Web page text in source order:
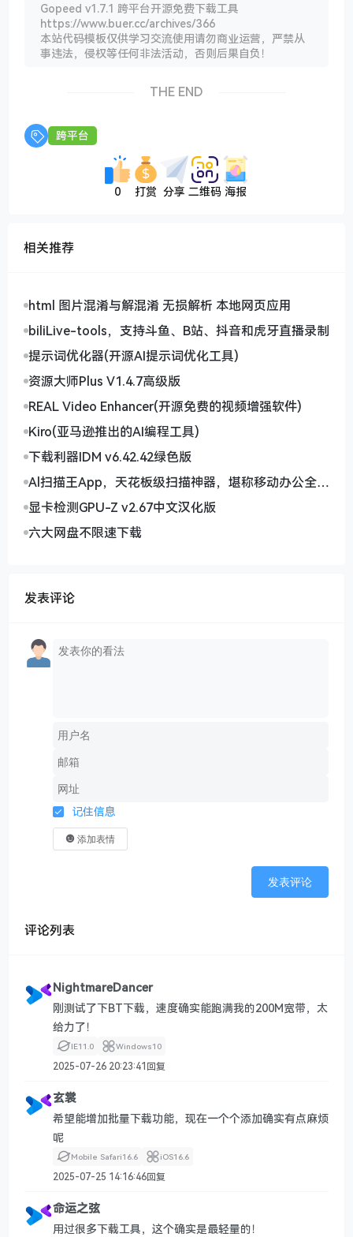
1、快速传输：使用gopeed，你可以在两台计算机之
间快速传输文件。
2、无需服务器：传输过程中，不需要任何服务器支
3、安全传输：所有传输的文件都通过高强度的AES-
256加密，确保数据的安全。
4、多设备传输：可以在不同的设备之间传输文件，比
如在PC和移动设备之间传输文件。
5、断点续传：如果传输被中断，可以从上次中断的地
方继续传输，无需重新开始。
操作系统。
百度网盘
来源：百度网盘 | 提取码:7aii
热门话题
跨平台传输有哪些优势?
如何选择开源下载工具?
Gopeed v1.7.1 跨平台开源免费下载工具
https://www.buer.cc/archives/366
本站代码模板仅供学习交流使用请勿商业运营，严禁从
事违法，侵权等任何非法活动，否则后果自负！
THE END
跨平台
0 打赏 分享 二维码 海报
相关推荐
html 图片混淆与解混淆 无损解析 本地网页应用
biliLive-tools，支持斗鱼、B站、抖音和虎牙直播录制
提示词优化器(开源AI提示词优化工具)
资源大师Plus V1.4.7高级版
REAL Video Enhancer(开源免费的视频增强软件)
Kiro(亚马逊推出的AI编程工具)
下载利器IDM v6.42.42绿色版
Al扫描王App，天花板级扫描神器，堪称移动办公全能
助手
显卡检测GPU-Z v2.67中文汉化版
六大网盘不限速下载
发表评论
记住信息
添加表情
发表评论
评论列表
NightmareDancer
刚测试了下BT下载，速度确实能跑满我的200M宽带，太
给力了！
IE11.0 Windows10
2025-07-26 20:23:41回复
玄裳
希望能增加批量下载功能，现在一个个添加确实有点麻烦
呢
Mobile Safari16.6 iOS16.6
2025-07-25 14:16:46回复
命运之弦
用过很多下载工具，这个确实是最轻量的！